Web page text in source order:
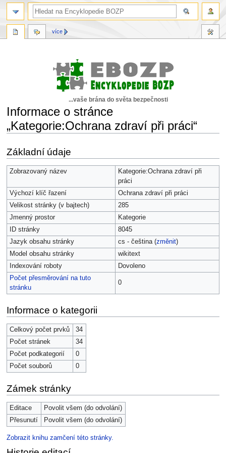
...vaše brána do světa bezpečnosti
Informace o stránce
„Kategorie:Ochrana zdraví při práci“
na
navigaci
na
vyhledávání
Základní údaje
Zobrazovaný název
Kategorie:Ochrana zdraví při
práci
Výchozí klíč řazení
Ochrana zdraví při práci
Velikost stránky (v bajtech)
285
Jmenný prostor
Kategorie
ID stránky
8045
Jazyk obsahu stránky
cs - čeština (změnit)
Model obsahu stránky
wikitext
Indexování roboty
Dovoleno
Počet přesměrování na tuto
stránku
0
Informace o kategorii
Celkový počet prvků
34
Počet stránek
34
Počet podkategorií
0
Počet souborů
0
Zámek stránky
Editace
Povolit všem (do odvolání)
Přesunutí
Povolit všem (do odvolání)
Zobrazit knihu zamčení této stránky.
více